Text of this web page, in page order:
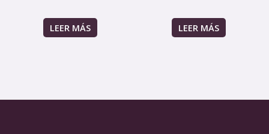
LEER MÁS LEER MÁS